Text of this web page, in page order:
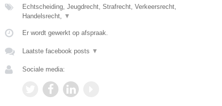
Echtscheiding, Jeugdrecht, Strafrecht, Verkeersrecht,
Handelsrecht, ▼
Er wordt gewerkt op afspraak.
Laatste facebook posts ▼
Sociale media: